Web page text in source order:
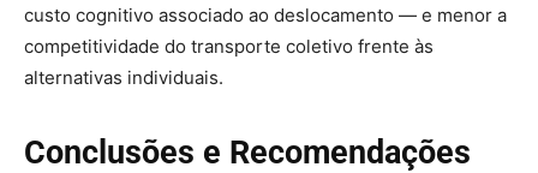
custo cognitivo associado ao deslocamento — e menor a
competitividade do transporte coletivo frente às
alternativas individuais.
Conclusões e Recomendações